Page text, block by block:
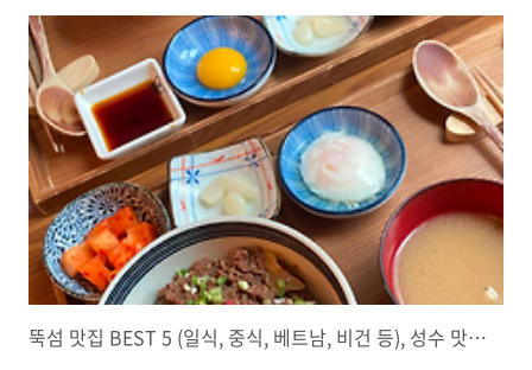
기 합격률 경향 10년동안의 실기시험 합격률 통계입니다. 꾸준하게 오르
지만, 2020년을 기점으로 떨어지기 시작했습니다. 약 35%내외의 합격
률로, 타 기사에 비해 평이한 수준으로 보입니다. 직접 검색하러가기 (큐
넷사이트) [과목검색 후 -> 기본정보]탭 으로 들어가시면 최근 합격률을
직접 확인할 수 있습니다. 실기 주요개념 필답형과 작..
뚝섬 맛집 BEST 5 (일식, 중식, 베트남, 비건 등), 성수 맛집, 뚝섬역 맛집